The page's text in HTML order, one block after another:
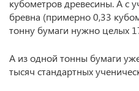
кубометров древесины. А с
бревна (примерно 0,33
тонну бумаги нужно целых
А из одной тонны бумаги
тысяч стандартных